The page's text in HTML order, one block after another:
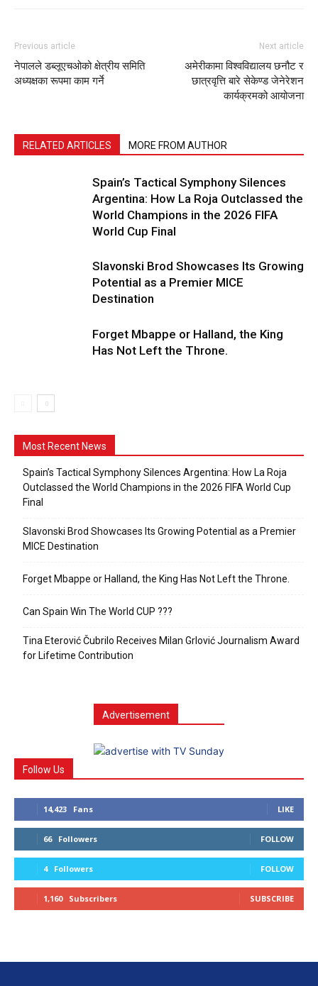
Previous article
नेपालले डब्लूएचओको क्षेत्रीय समिति
अध्यक्षका रूपमा काम गर्ने
Next article
अमेरीकामा विश्वविद्यालय छनौट र
छात्रवृत्ति बारे सेकेण्ड जेनेरेशन
कार्यक्रमको आयोजना
RELATED ARTICLES MORE FROM AUTHOR
Spain’s Tactical Symphony Silences
Argentina: How La Roja Outclassed the
World Champions in the 2026 FIFA
World Cup Final
Slavonski Brod Showcases Its Growing
Potential as a Premier MICE
Destination
Forget Mbappe or Halland, the King
Has Not Left the Throne.
Most Recent News
Spain’s Tactical Symphony Silences Argentina: How La Roja
Outclassed the World Champions in the 2026 FIFA World Cup
Final
Slavonski Brod Showcases Its Growing Potential as a Premier
MICE Destination
Forget Mbappe or Halland, the King Has Not Left the Throne.
Can Spain Win The World CUP ???
Tina Eterović Čubrilo Receives Milan Grlović Journalism Award
for Lifetime Contribution
Advertisement
Follow Us
14,423 Fans LIKE
66 Followers FOLLOW
4 Followers FOLLOW
1,160 Subscribers SUBSCRIBE